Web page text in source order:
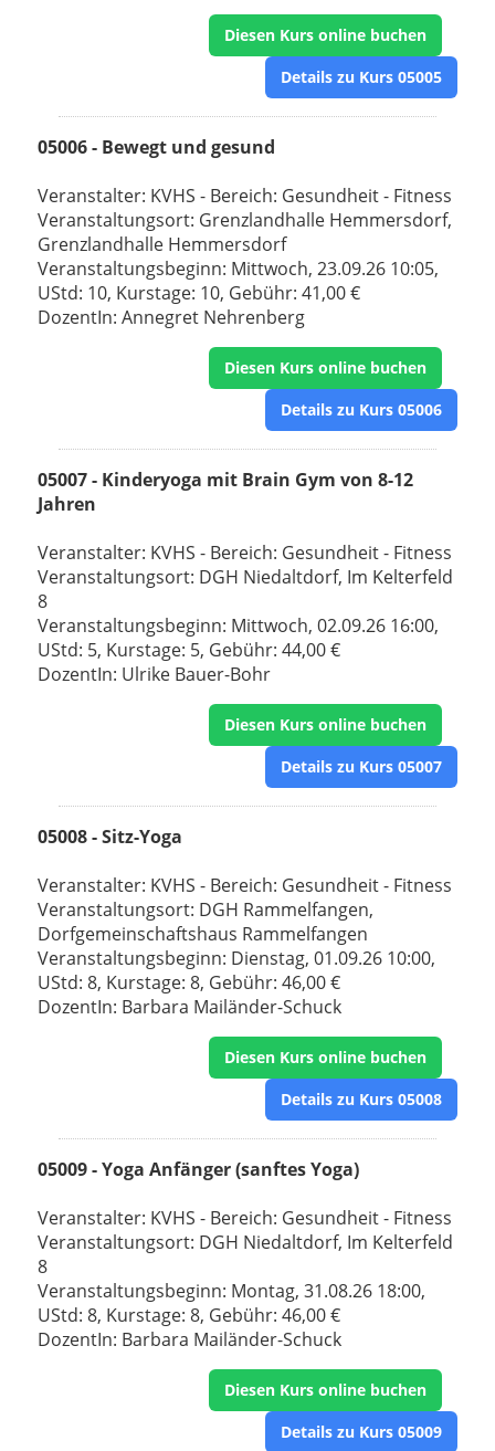
Diesen Kurs online buchen
Details zu Kurs 05005
05006 - Bewegt und gesund
Veranstalter: KVHS - Bereich: Gesundheit - Fitness
Veranstaltungsort: Grenzlandhalle Hemmersdorf,
Grenzlandhalle Hemmersdorf
Veranstaltungsbeginn: Mittwoch, 23.09.26 10:05,
UStd: 10, Kurstage: 10, Gebühr: 41,00 €
DozentIn: Annegret Nehrenberg
Diesen Kurs online buchen
Details zu Kurs 05006
05007 - Kinderyoga mit Brain Gym von 8-12
Jahren
Veranstalter: KVHS - Bereich: Gesundheit - Fitness
Veranstaltungsort: DGH Niedaltdorf, Im Kelterfeld
8
Veranstaltungsbeginn: Mittwoch, 02.09.26 16:00,
UStd: 5, Kurstage: 5, Gebühr: 44,00 €
DozentIn: Ulrike Bauer-Bohr
Diesen Kurs online buchen
Details zu Kurs 05007
05008 - Sitz-Yoga
Veranstalter: KVHS - Bereich: Gesundheit - Fitness
Veranstaltungsort: DGH Rammelfangen,
Dorfgemeinschaftshaus Rammelfangen
Veranstaltungsbeginn: Dienstag, 01.09.26 10:00,
UStd: 8, Kurstage: 8, Gebühr: 46,00 €
DozentIn: Barbara Mailänder-Schuck
Diesen Kurs online buchen
Details zu Kurs 05008
05009 - Yoga Anfänger (sanftes Yoga)
Veranstalter: KVHS - Bereich: Gesundheit - Fitness
Veranstaltungsort: DGH Niedaltdorf, Im Kelterfeld
8
Veranstaltungsbeginn: Montag, 31.08.26 18:00,
UStd: 8, Kurstage: 8, Gebühr: 46,00 €
DozentIn: Barbara Mailänder-Schuck
Diesen Kurs online buchen
Details zu Kurs 05009